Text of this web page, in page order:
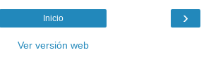
›
Inicio
Ver versión web